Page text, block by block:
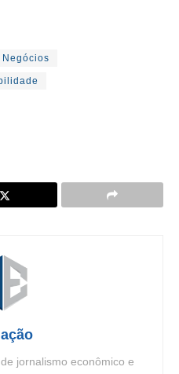
Negócios
jornalismo econômico e